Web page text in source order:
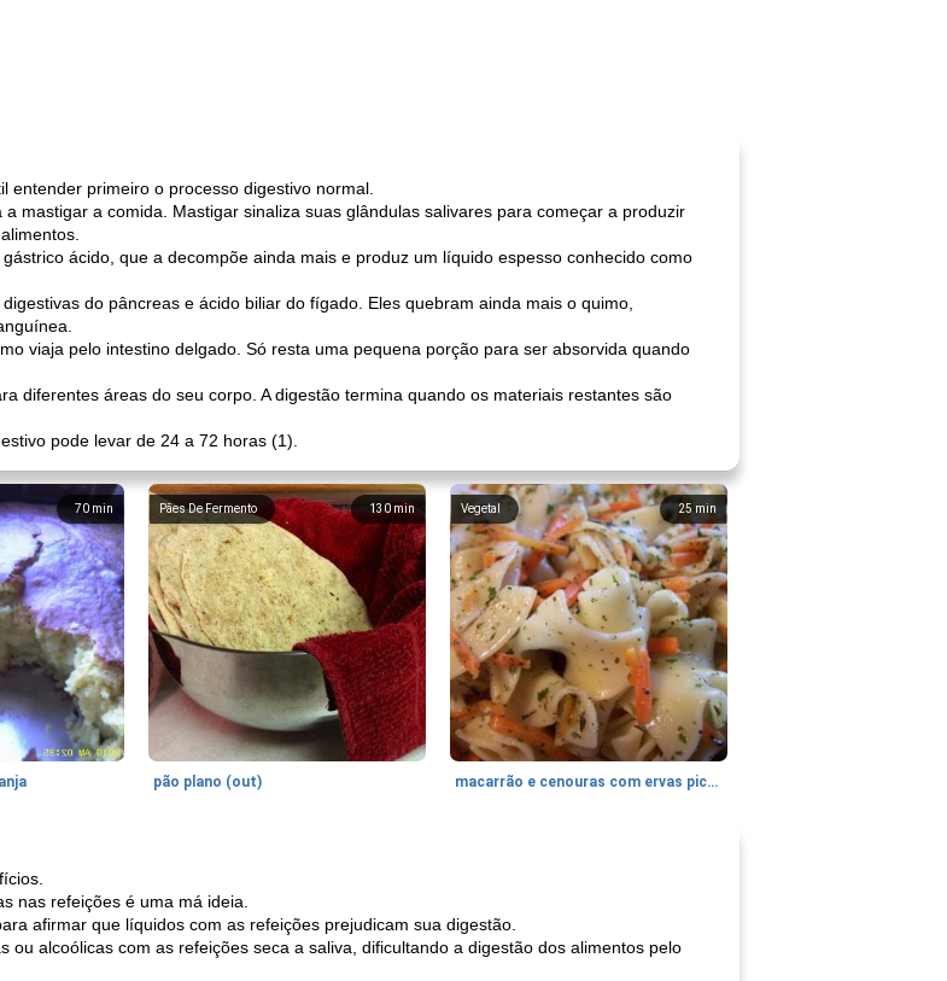
primeiro o processo digestivo normal.
mastigar a comida. Mastigar sinaliza suas glândulas salivares para começar a produzir
ácido, que a decompõe ainda mais e produz um líquido espesso conhecido como
do pâncreas e ácido biliar do fígado. Eles quebram ainda mais o quimo,
viaja pelo intestino delgado. Só resta uma pequena porção para ser absorvida quando
diferentes áreas do seu corpo. A digestão termina quando os materiais restantes são
pode levar de 24 a 72 horas (1).
70 min 130 min
Pães De Fermento
pão plano (out)
25 min
Vegetal
macarrão e cenouras com ervas picadas
nas refeições é uma má ideia.
afirmar que líquidos com as refeições prejudicam sua digestão.
alcoólicas com as refeições seca a saliva, dificultando a digestão dos alimentos pelo